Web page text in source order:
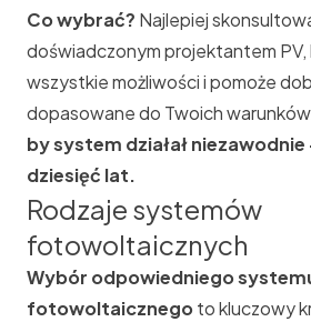
Co wybrać? Najlepiej
doświadczonym projektantem PV,
wszystkie możliwości i pomoże
dopasowane do Twoich
by system działał niezawodnie
dziesięć lat.
Rodzaje systemów
fotowoltaicznych
Wybór odpowiedniego
fotowoltaicznegoto kluczowy